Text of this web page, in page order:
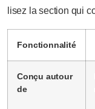
lisez la section qui
Fonctionnalité
Conçu autour
de